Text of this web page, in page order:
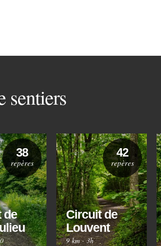
sentiers
de
38
repères
Circuit de
Louvent
9 km·3h
42
repères